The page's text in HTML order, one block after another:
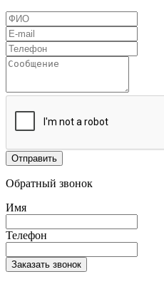
Отправить
Обратный звонок
Имя
Телефон
Заказать звонок